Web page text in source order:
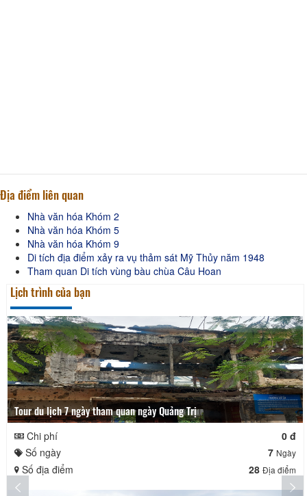
Địa điểm liên quan
Nhà văn hóa Khóm 2
Nhà văn hóa Khóm 5
Nhà văn hóa Khóm 9
Di tích địa điểm xảy ra vụ thảm sát Mỹ Thủy năm 1948
Tham quan Di tích vùng bàu chùa Câu Hoan
Lịch trình của bạn
Tour du lịch 7 ngày tham quan ngày Quảng Trị
Chi phí
0 đ
Số ngày
7 Ngày
Số địa điểm 28 Địa điểm